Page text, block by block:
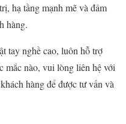
hạ tầng mạnh mẽ và đảm
hàng.
tay nghề cao, luôn hỗ trợ
mắc nào, vui lòng liên hệ với
hàng để được tư vấn và